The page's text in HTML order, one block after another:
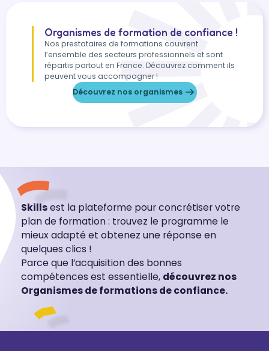
Organismes de formation de confiance !
Nos prestataires de formations couvrent
l’ensemble des secteurs professionnels et sont
répartis partout en France. Découvrez comment ils
peuvent vous accompagner !
Découvrez nos organismes
Skillsest la plateforme pour concrétiser votre
plan de formation : trouvez le programme le
mieux adapté et obtenez une réponse en
quelques clics !
Parce que l’acquisition des bonnes
compétences est essentielle, découvrez nos
Organismes de formations de confiance.